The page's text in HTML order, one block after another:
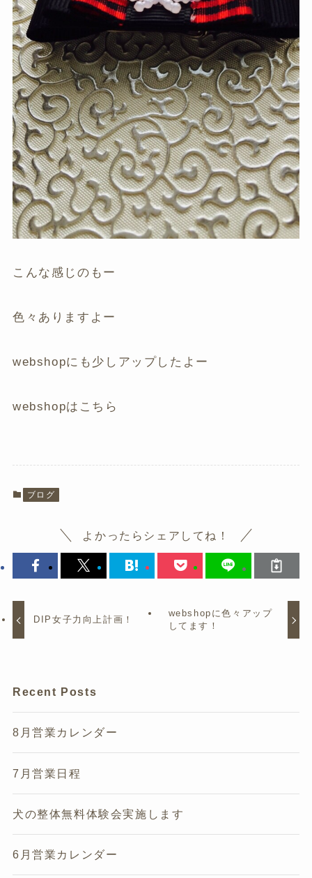
こんな感じのもー
色々ありますよー
webshopにも少しアップしたよー
webshopはこちら
ブログ
よかったらシェアしてね！
DIP女子力向上計画！
webshopに色々アップ
してます！
Recent Posts
8月営業カレンダー
7月営業日程
犬の整体無料体験会実施します
6月営業カレンダー